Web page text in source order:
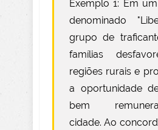
Exemplo 1: Em
denominado
grupo de
famílias
regiões rurais e
a oportunidade
bem
cidade.Ao